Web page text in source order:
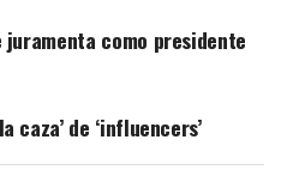
como presidente
caza’ de ‘influencers’